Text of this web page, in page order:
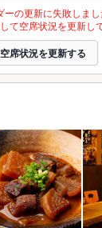
ーの更新に失敗しまし
て空席状況を更新し
空席状況を更新する